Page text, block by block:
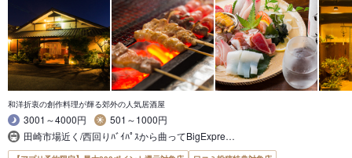
和洋折衷の創作料理が輝る郊外の人気居酒屋
3001～4000円
501～1000円
田崎市場近く/西回りﾊﾞｲﾊﾟｽから曲ってBigExpre…